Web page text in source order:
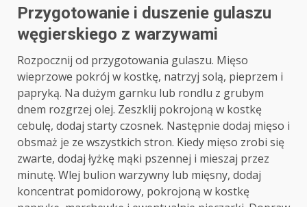
Przygotowanie i duszenie gulaszu
węgierskiego z warzywami
Rozpocznij od przygotowania gulaszu. Mięso
wieprzowe pokrój w kostkę, natrzyj solą, pieprzem i
papryką. Na dużym garnku lub rondlu z grubym
dnem rozgrzej olej. Zeszklij pokrojoną w kostkę
cebulę, dodaj starty czosnek. Następnie dodaj mięso i
obsmaż je ze wszystkich stron. Kiedy mięso zrobi się
zwarte, dodaj łyżkę mąki pszennej i mieszaj przez
minutę. Wlej bulion warzywny lub mięsny, dodaj
koncentrat pomidorowy, pokrojoną w kostkę